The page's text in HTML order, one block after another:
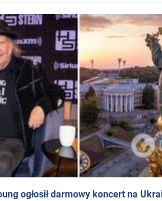
ogłosił darmowy koncert na